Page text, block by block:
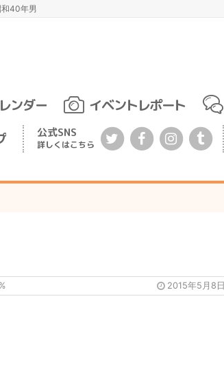
和40年男
ンダー イベントレポート
公式SNS
詳しくはこちら
2015年5月8日